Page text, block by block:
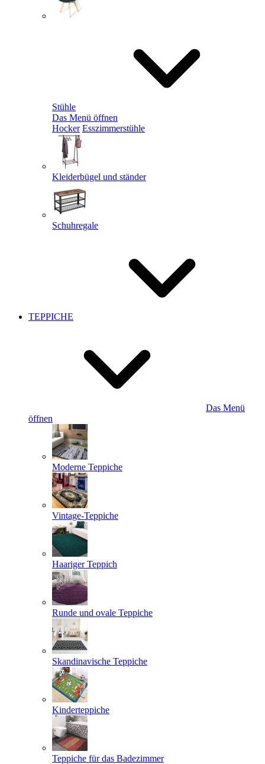
Stühle
Das Menü öffnen
Hocker Esszimmerstühle
Kleiderbügel und ständer
Schuhregale
TEPPICHE
Das Menü
öffnen
Moderne Teppiche
Vintage-Teppiche
Haariger Teppich
Runde und ovale Teppiche
Skandinavische Teppiche
Kinderteppiche
Teppiche für das Badezimmer